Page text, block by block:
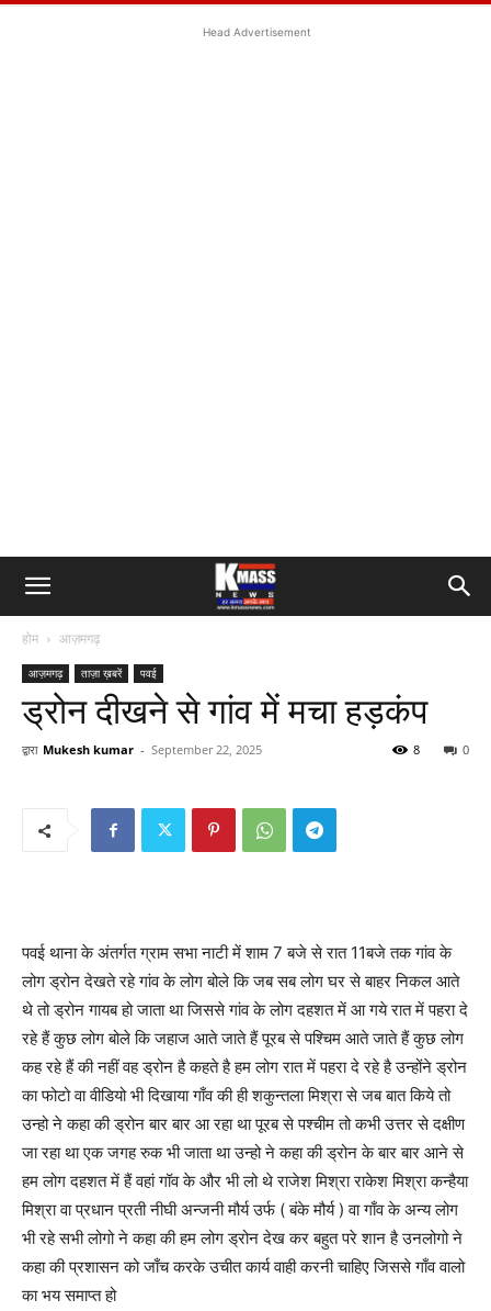
Head Advertisement
होम आज़मगढ़
आज़मगढ़ ताज़ा ख़बरें पवई
ड्रोन दीखने से गांव में मचा हड़कंप
द्वारा Mukesh kumar - September 22, 2025 0
8
पवई थाना के अंतर्गत ग्राम सभा नाटी में शाम 7 बजे से रात 11बजे तक गांव के
लोग ड्रोन देखते रहे गांव के लोग बोले कि जब सब लोग घर से बाहर निकल आते
थे तो ड्रोन गायब हो जाता था जिससे गांव के लोग दहशत में आ गये रात में पहरा दे
रहे हैं कुछ लोग बोले कि जहाज आते जाते हैं पूरब से पश्चिम आते जाते हैं कुछ लोग
कह रहे हैं की नहीं वह ड्रोन है कहते है हम लोग रात में पहरा दे रहे है उन्होंने ड्रोन
का फोटो वा वीडियो भी दिखाया गाँव की ही शकुन्तला मिश्रा से जब बात किये तो
उन्हो ने कहा की ड्रोन बार बार आ रहा था पूरब से पश्चीम तो कभी उत्तर से दक्षीण
जा रहा था एक जगह रुक भी जाता था उन्हो ने कहा की ड्रोन के बार बार आने से
हम लोग दहशत में हैं वहां गॉव के और भी लो थे राजेश मिश्रा राकेश मिश्रा कन्हैया
मिश्रा वा प्रधान प्रती नीघी अन्जनी मौर्य उर्फ ( बंके मौर्य ) वा गाँव के अन्य लोग
भी रहे सभी लोगो ने कहा की हम लोग ड्रोन देख कर बहुत परे शान है उनलोगो ने
कहा की प्रशासन को जाँच करके उचीत कार्य वाही करनी चाहिए जिससे गाँव वालो
का भय समाप्त हो